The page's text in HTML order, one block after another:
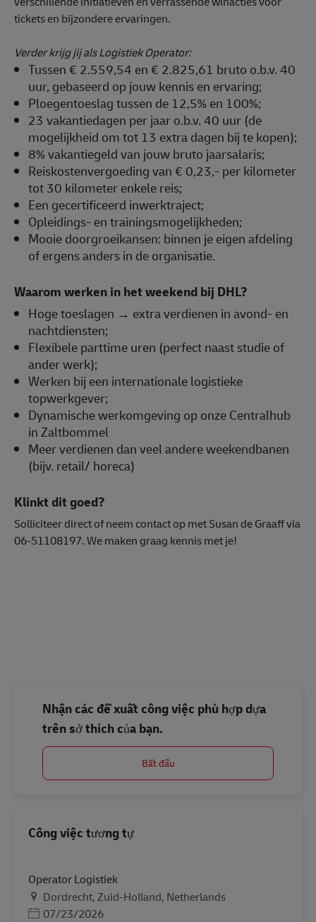
tickets en bijzondere ervaringen.
Verder krijg jij als Logistiek Operator:
Tussen € 2.559,54 en € 2.825,61 bruto o.b.v. 40
uur, gebaseerd op jouw kennis en ervaring;
Ploegentoeslag tussen de 12,5% en 100%;
23 vakantiedagen per jaar o.b.v. 40 uur (de
mogelijkheid om tot 13 extra dagen bij te kopen);
8% vakantiegeld van jouw bruto jaarsalaris;
Reiskostenvergoeding van € 0,23,- per kilometer
tot 30 kilometer enkele reis;
Een gecertificeerd inwerktraject;
Opleidings- en trainingsmogelijkheden;
Mooie doorgroeikansen: binnen je eigen afdeling
of ergens anders in de organisatie.
Waarom werken in het weekend bij DHL?
Hoge toeslagen → extra verdienen in avond- en
nachtdiensten;
Flexibele parttime uren (perfect naast studie of
ander werk);
Werken bij een internationale logistieke
topwerkgever;
Dynamische werkomgeving op onze Centralhub
in Zaltbommel
Meer verdienen dan veel andere weekendbanen
(bijv. retail/ horeca)
Klinkt dit goed?
Solliciteer direct of neem contact op met Susan de Graaff via
06-51108197. We maken graag kennis met je!
Nhận các đề xuất công việc phù hợp dựa
trên sở thích của bạn.
Bắt đầu
Công việc tương tự
Operator Logistiek
Địa điểm
Dordrecht, Zuid-Holland, Netherlands
Posted Date
07/23/2026